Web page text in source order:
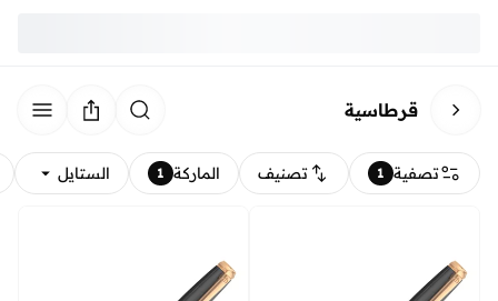
قرطاسية
تصفية 1 تصنيف الماركة 1 الستايل